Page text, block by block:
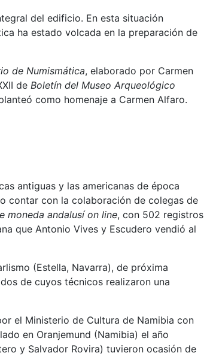
del edificio. En esta situación
ha estado volcada en la preparación de
de Numismática, elaborado por Carmen
de Boletín del Museo Arqueológico
como homenaje a Carmen Alfaro.
antiguas y las americanas de época
contar con la colaboración de colegas de
moneda andalusí on line, con 502 registros
que Antonio Vives y Escudero vendió al
(Estella, Navarra), de próxima
de cuyos técnicos realizaron una
el Ministerio de Cultura de Namibia con
en Oranjemund (Namibia) el año
y Salvador Rovira) tuvieron ocasión de